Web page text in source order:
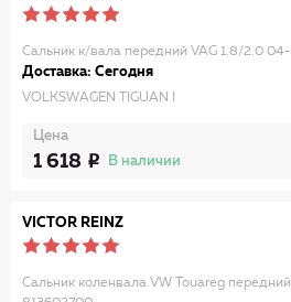
Сальник к/вала передний VAG 1.8/2.0 04-
Доставка: Сегодня
VOLKSWAGEN TIGUAN I
Цена
1 618 В наличии
VICTOR REINZ
Сальник коленвала VW Touareg передний